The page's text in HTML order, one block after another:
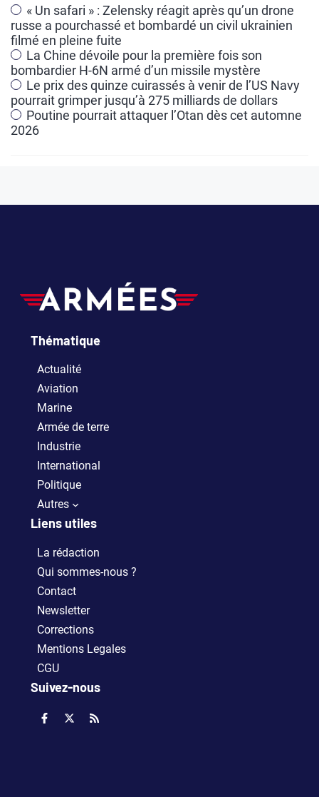
a
t
i
v
e
:
« Un safari » : Zelensky réagit après qu’un drone
russe a pourchassé et bombardé un civil ukrainien
filmé en pleine fuite
La Chine dévoile pour la première fois son
bombardier H-6N armé d’un missile mystère
Le prix des quinze cuirassés à venir de l’US Navy
pourrait grimper jusqu’à 275 milliards de dollars
Poutine pourrait attaquer l’Otan dès cet automne
2026
Thématique
Actualité
Aviation
Marine
Armée de terre
Industrie
International
Politique
Autres
Liens utiles
La rédaction
Qui sommes-nous ?
Contact
Newsletter
Corrections
Mentions Legales
CGU
Suivez-nous